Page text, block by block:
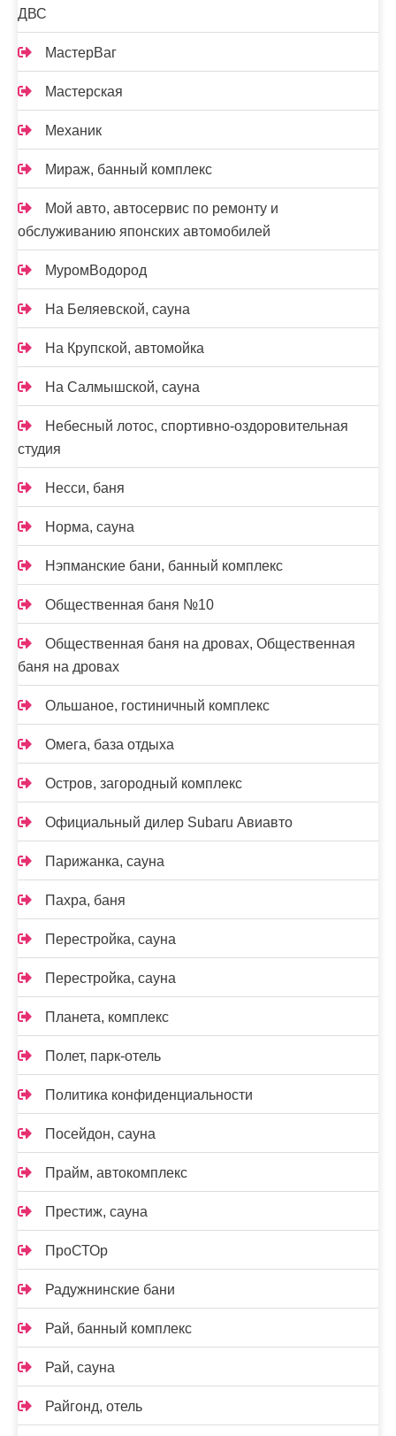
ДВС
МастерВаг
Мастерская
Механик
Мираж, банный комплекс
Мой авто, автосервис по ремонту и
обслуживанию японских автомобилей
МуромВодород
На Беляевской, сауна
На Крупской, автомойка
На Салмышской, сауна
Небесный лотос, спортивно-оздоровительная
студия
Несси, баня
Норма, сауна
Нэпманские бани, банный комплекс
Общественная баня №10
Общественная баня на дровах, Общественная
баня на дровах
Ольшаное, гостиничный комплекс
Омега, база отдыха
Остров, загородный комплекс
Официальный дилер Subaru Авиавто
Парижанка, сауна
Пахра, баня
Перестройка, сауна
Перестройка, сауна
Планета, комплекс
Полет, парк-отель
Политика конфиденциальности
Посейдон, сауна
Прайм, автокомплекс
Престиж, сауна
ПроСТОр
Радужнинские бани
Рай, банный комплекс
Рай, сауна
Райгонд, отель